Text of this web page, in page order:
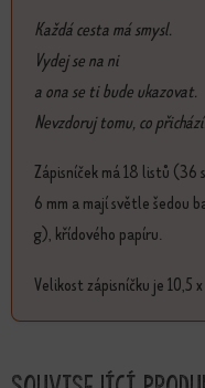
Každá cesta má smysl.
Vydej se na ni
a ona se ti bude ukazovat.
Nevzdoruj tomu, co přichází.
Zápisníček má 18 listů
6 mm a mají světle šedou
g), křídového papíru.
Velikost zápisníčku je 10,5